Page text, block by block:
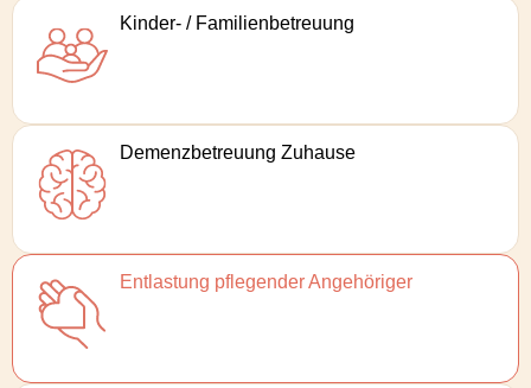
Kinder- / Familien­betreuung
Demenz­betreuung Zuhause
Entlastung pflegender Angehöriger